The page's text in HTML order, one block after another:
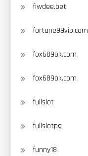
fiwdee.bet
fortune99vip.com
fox689ok.com
fox689ok.com
fullslot
fullslotpg
funny18